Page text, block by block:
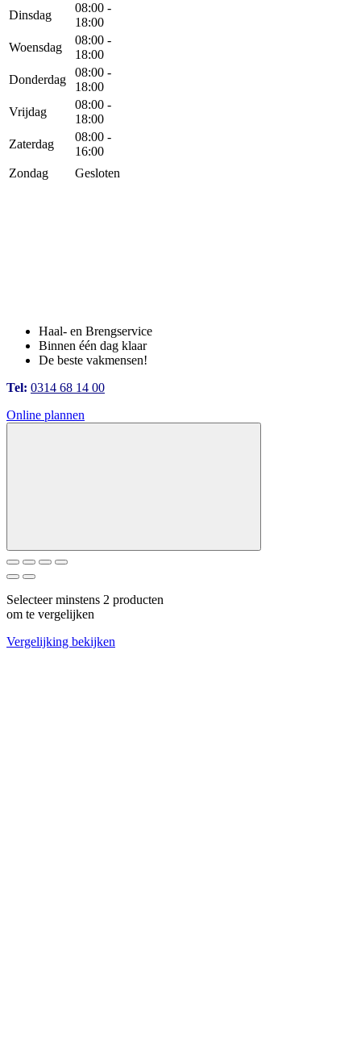
Dinsdag
08:00 -
18:00
Woensdag
08:00 -
18:00
Donderdag
08:00 -
18:00
Vrijdag
08:00 -
18:00
Zaterdag
08:00 -
16:00
Zondag
Gesloten
Haal- en Brengservice
Binnen één dag klaar
De beste vakmensen!
Tel: 0314 68 14 00
Online plannen
Selecteer minstens 2 producten
om te vergelijken
Vergelijking bekijken